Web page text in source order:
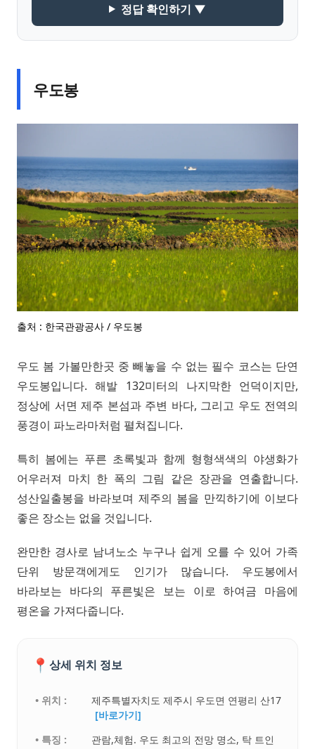
정답 확인하기 ▼
우도봉
출처 : 한국관광공사 / 우도봉
우도 봄 가볼만한곳 중 빼놓을 수 없는 필수 코스는 단연
우도봉입니다. 해발 132미터의 나지막한 언덕이지만,
정상에 서면 제주 본섬과 주변 바다, 그리고 우도 전역의
풍경이 파노라마처럼 펼쳐집니다.
특히 봄에는 푸른 초록빛과 함께 형형색색의 야생화가
어우러져 마치 한 폭의 그림 같은 장관을 연출합니다.
성산일출봉을 바라보며 제주의 봄을 만끽하기에 이보다
좋은 장소는 없을 것입니다.
완만한 경사로 남녀노소 누구나 쉽게 오를 수 있어 가족
단위 방문객에게도 인기가 많습니다. 우도봉에서
바라보는 바다의 푸른빛은 보는 이로 하여금 마음에
평온을 가져다줍니다.
📍 상세 위치 정보
• 위치 :
제주특별자치도 제주시 우도면 연평리 산17
[바로가기]
• 특징 :
관람,체험. 우도 최고의 전망 명소, 탁 트인